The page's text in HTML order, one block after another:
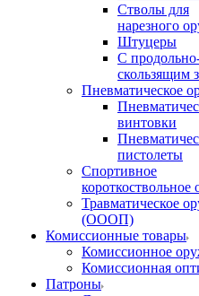
Стволы для
нарезного
Штуцеры
С
скользящим
Пневматическое
винтовки
пистолеты
Спортивное
короткоствольное
Травматическое
(ОООП)
Комиссионные товары
Комиссионное
Комиссионная
Патроны